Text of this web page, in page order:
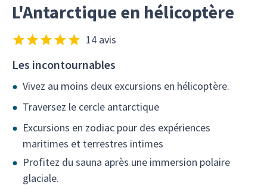
L'Antarctique en hélicoptère
14 avis
Les incontournables
Vivez au moins deux excursions en hélicoptère.
Traversez le cercle antarctique
Excursions en zodiac pour des expériences
maritimes et terrestres intimes
Profitez du sauna après une immersion polaire
glaciale.